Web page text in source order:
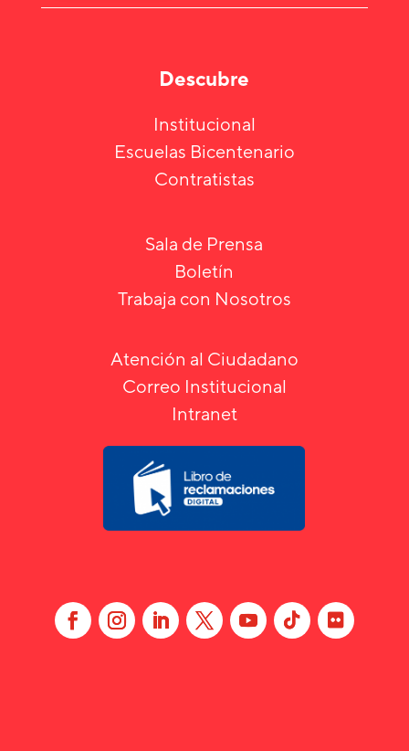
Descubre
Institucional
Escuelas Bicentenario
Contratistas
Sala de Prensa
Boletín
Trabaja con Nosotros
Atención al Ciudadano
Correo Institucional
Intranet